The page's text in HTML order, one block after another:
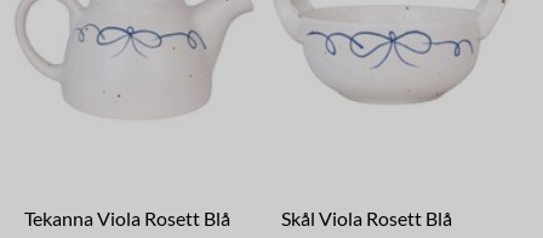
Tekanna Viola Rosett Blå Skål Viola Rosett Blå